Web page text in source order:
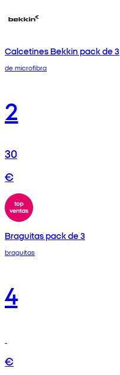
Calcetines Bekkin pack de 3
de microfibra
2
30
€
Braguitas pack de 3
braguitas
4
€